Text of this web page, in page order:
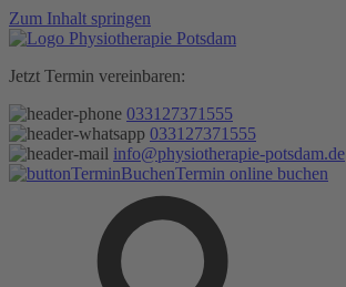
Zum Inhalt springen
Jetzt Termin vereinbaren:
033127371555
033127371555
info@physiotherapie-potsdam.de
Termin online buchen